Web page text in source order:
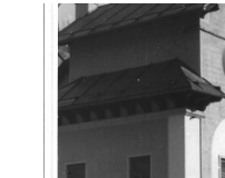
Municipio 1978